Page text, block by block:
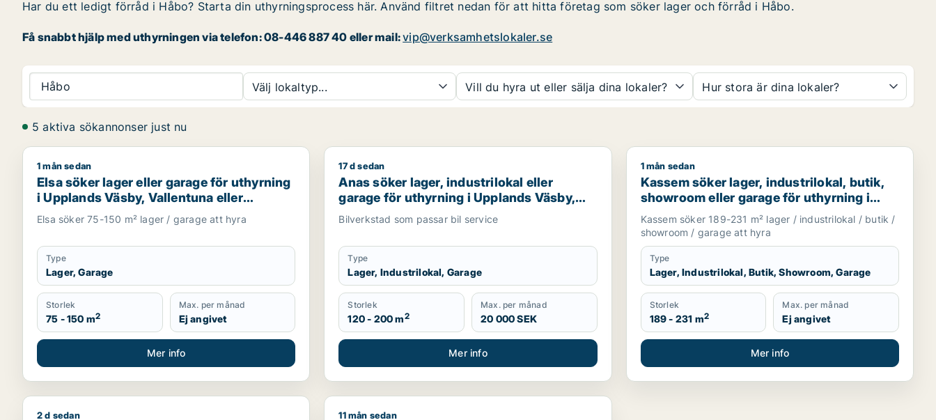
Har du ett ledigt förråd i Håbo? Starta din uthyrningsprocess här. Använd filtret nedan för att hitta företag som söker lager och förråd i Håbo.
Få snabbt hjälp med uthyrningen via telefon: 08-446 887 40 eller mail:vip@verksamhetslokaler.se
Håbo Välj lokaltyp... Vill du hyra ut eller sälja dina lokaler? Hur stora är dina lokaler?
5 aktiva sökannonser just nu
Elsa söker lager eller garage för uthyrning i Upplands Väsby, Vallentuna eller Upplands-Bro m.fl.
1 mån sedan
Elsa söker lager eller garage för uthyrning
i Upplands Väsby, Vallentuna eller
Upplands-Bro m.fl.
Elsa söker 75-150 m² lager / garage att hyra
Type
Lager, Garage
Storlek
75 - 150 m2
Max. per månad
Ej angivet
Mer info
Anas söker lager, industrilokal eller garage för uthyrning i Upplands Väsby, Vallentuna eller Upplands-Bro m.fl.
17 d sedan
Anas söker lager, industrilokal eller
garage för uthyrning i Upplands Väsby,
Vallentuna eller Upplands-Bro m.fl.
Bilverkstad som passar bil service
Type
Lager, Industrilokal, Garage
Storlek
120 - 200 m2
Max. per månad
20 000 SEK
Mer info
Kassem söker lager, industrilokal, butik, showroom
1 mån sedan
Kassem söker lager, industrilokal, butik,
showroom eller garage för uthyrning i
Upplands Väsby, Vallentuna eller
Upplands-Bro m.fl.
Kassem söker 189-231 m² lager / industrilokal / butik /
showroom / garage att hyra
Type
Lager, Industrilokal, Butik, Showroom, Garage
Storlek
189 - 231 m2
Max. per månad
Ej angivet
Mer info
Adeel söker lager, industrilokal, showroom eller garage för uthyrning i Upplands Väsby, Vallentuna eller Upplands-Bro m.fl.
2 d sedan Jennie söker lager, industrilokal eller fastighetsmark till salu i Upplands-Bro eller Håbo
11 mån sedan